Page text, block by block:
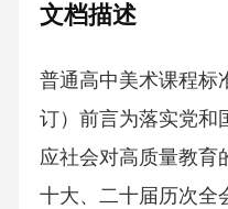
文档描述
普通高中美术课程标
订）前言为落实党和
应社会对高质量教育
十大、二十届历次全